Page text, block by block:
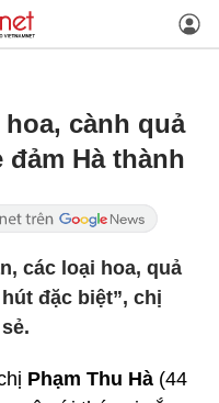
hoa, cành quả
Hà thành
các loại hoa, quả
đặc biệt”, chị
Phạm Thu Hà (44